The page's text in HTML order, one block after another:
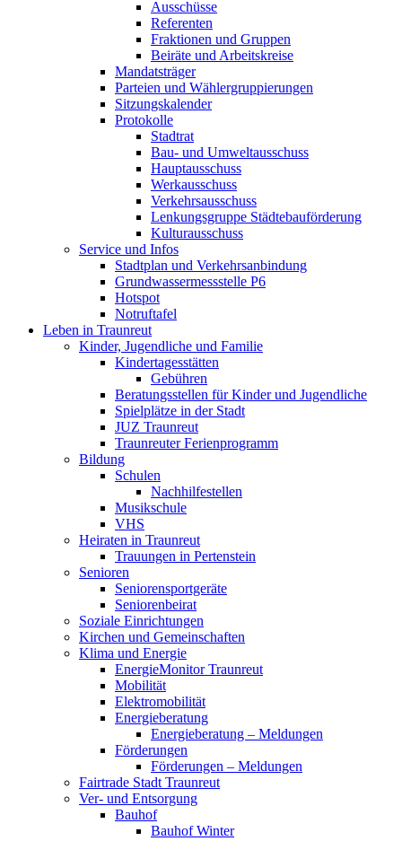
Ausschüsse
Referenten
Fraktionen und Gruppen
Beiräte und Arbeitskreise
Mandatsträger
Parteien und Wählergruppierungen
Sitzungskalender
Protokolle
Stadtrat
Bau- und Umweltausschuss
Hauptausschuss
Werkausschuss
Verkehrsausschuss
Lenkungsgruppe Städtebauförderung
Kulturausschuss
Service und Infos
Stadtplan und Verkehrsanbindung
Grundwassermessstelle P6
Hotspot
Notruftafel
Leben in Traunreut
Kinder, Jugendliche und Familie
Kindertagesstätten
Gebühren
Beratungsstellen für Kinder und Jugendliche
Spielplätze in der Stadt
JUZ Traunreut
Traunreuter Ferienprogramm
Bildung
Schulen
Nachhilfestellen
Musikschule
VHS
Heiraten in Traunreut
Trauungen in Pertenstein
Senioren
Seniorensportgeräte
Seniorenbeirat
Soziale Einrichtungen
Kirchen und Gemeinschaften
Klima und Energie
EnergieMonitor Traunreut
Mobilität
Elektromobilität
Energieberatung
Energieberatung – Meldungen
Förderungen
Förderungen – Meldungen
Fairtrade Stadt Traunreut
Ver- und Entsorgung
Bauhof
Bauhof Winter